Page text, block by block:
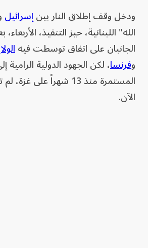
ودخل وقف إطلاق النار بينإسرائيل
الله" اللبنانية، حيز التنفيذ،
الجانبان على اتفاق توسطت فيه
وفرنسا، لكن الجهود الدولية
المستمرة منذ 13 شهراً
الآن.